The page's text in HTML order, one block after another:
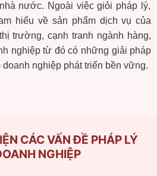
nhà nước. Ngoài việc giỏi pháp lý,
hiểu về sản phẩm dịch vụ của
thịtrường,cạnh tranh ngành hàng,
nghiệp từ đó có những giải pháp
doanh nghiệp phát triển bền vững.
CÁC VẤN ĐỀ PHÁP LÝ
NGHIỆP